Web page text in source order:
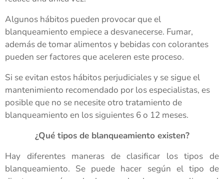
Algunos hábitos pueden provocar que el
blanqueamiento empiece a desvanecerse. Fumar,
además de tomar alimentos y bebidas con colorantes
pueden ser factores que aceleren este proceso.
Si se evitan estos hábitos perjudiciales y se sigue el
mantenimiento recomendado por los especialistas, es
posible que no se necesite otro tratamiento de
blanqueamiento en los siguientes 6 o 12 meses.
¿Qué tipos de blanqueamiento existen?
Hay diferentes maneras de clasificar los tipos de
blanqueamiento. Se puede hacer según el tipo de